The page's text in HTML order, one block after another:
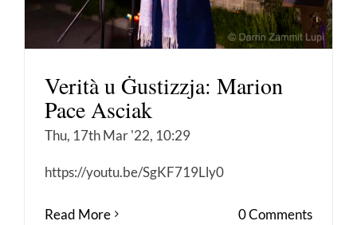
Verità u Ġustizzja: Marion
Pace Asciak
Thu, 17th Mar '22, 10:29
https://youtu.be/SgKF719Lly0
Read More 0 Comments